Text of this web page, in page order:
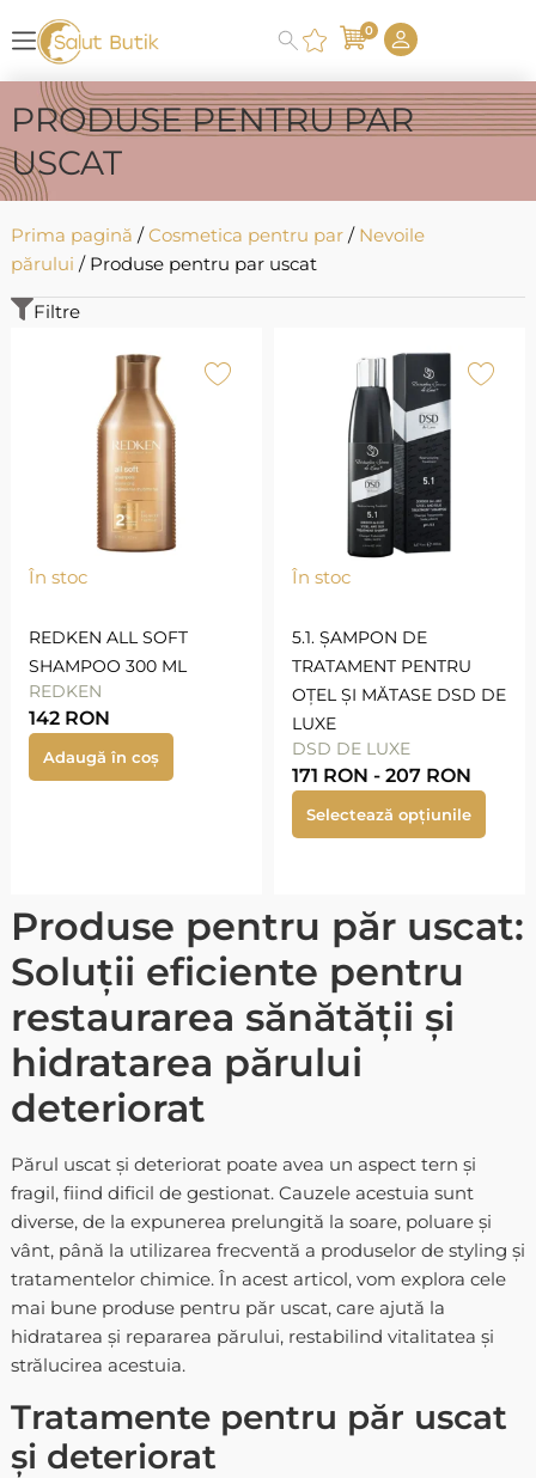
0
PRODUSE PENTRU PAR
USCAT
Prima pagină /Cosmetica pentru par/ Nevoile
părului / Produse pentru par uscat
Filtre
În stoc
REDKEN ALL SOFT
SHAMPOO 300 ML
REDKEN
142 RON
Adaugă în coș
În stoc
5.1. ȘAMPON DE
TRATAMENT PENTRU
OȚEL ȘI MĂTASE DSD DE
LUXE
DSD DE LUXE
171 RON - 207 RON
Selectează opțiunile
Produse pentru păr uscat:
Soluții eficiente pentru
restaurarea sănătății și
hidratarea părului
deteriorat
Părul uscat și deteriorat poate avea un aspect tern și
fragil, fiind dificil de gestionat. Cauzele acestuia sunt
diverse, de la expunerea prelungită la soare, poluare și
vânt, până la utilizarea frecventă a produselor de styling și
tratamentelor chimice. În acest articol, vom explora cele
mai bune produse pentru păr uscat, care ajută la
hidratarea și repararea părului, restabilind vitalitatea și
strălucirea acestuia.
Tratamente pentru păr uscat
și deteriorat